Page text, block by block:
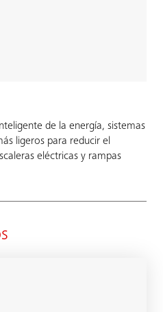
de la energía, sistemas
ligeros para reducir el
eléctricas y rampas